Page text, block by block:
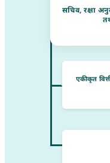
सचिव, रक्षा
एकीकृत